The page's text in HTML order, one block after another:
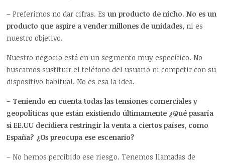
– Preferimos no dar cifras. Esun producto de nicho.No es un
producto que aspire a vender millones de unidades, ni es
nuestro objetivo.
Nuestro negocio está en un segmento muy específico. No
buscamos sustituir el teléfono del usuario ni competir con su
dispositivo habitual. No es esa la idea.
– Teniendo en cuenta todas las tensiones comerciales y
geopolíticas que están existiendo últimamente ¿Qué pasaría
si EE.UU decidiera restringir la venta a ciertos países, como
España? ¿Os preocupa ese escenario?
– No hemos percibido ese riesgo. Tenemos llamadas de